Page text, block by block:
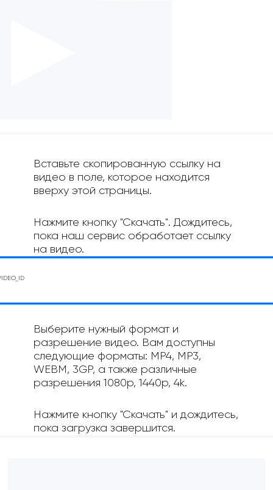
Вставьте скопированную ссылку на
видео в поле, которое находится
вверху этой страницы.
Нажмите кнопку "Скачать". Дождитесь,
пока наш сервис обработает ссылку
на видео.
Выберите нужный формат и
разрешение видео. Вам доступны
следующие форматы: MP4, MP3,
WEBM, 3GP, а также различные
разрешения 1080p, 1440p, 4k.
Нажмите кнопку "Скачать" и дождитесь,
пока загрузка завершится.